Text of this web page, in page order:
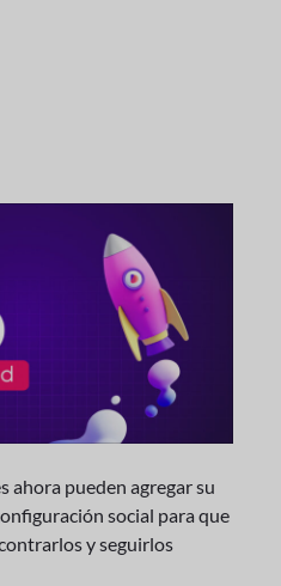
ahora pueden agregar su
social para que
y seguirlos